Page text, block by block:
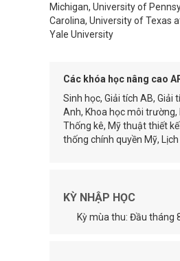
Michigan, University of
Carolina, University of Texas
Yale University
Các khóa học nâng cao
Sinh học, Giải tích AB, Giải
Anh, Khoa học môi trường,
Thống kê, Mỹ thuật thiết
thống chính quyền Mỹ,
KỲ NHẬP HỌC
Kỳ mùa thu: Đầu tháng